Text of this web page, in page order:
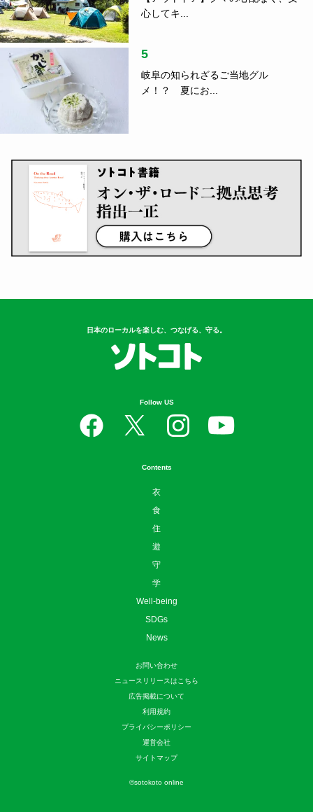
心してキ...
5
岐阜の知られざるご当地グル
メ！？ 夏にお...
日本のローカルを楽しむ、つなげる、守る。
Follow US
Contents
衣
食
住
遊
守
学
Well-being
SDGs
News
お問い合わせ
ニュースリリースはこちら
広告掲載について
利用規約
プライバシーポリシー
運営会社
サイトマップ
©sotokoto online